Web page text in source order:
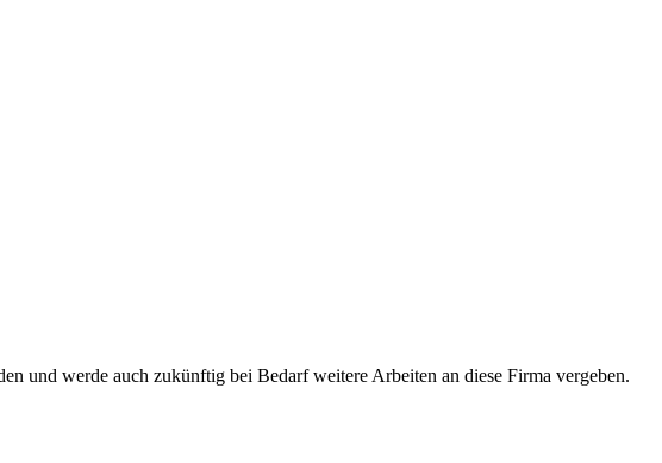
und werde auch zukünftig bei Bedarf weitere Arbeiten an diese Firma vergeben.